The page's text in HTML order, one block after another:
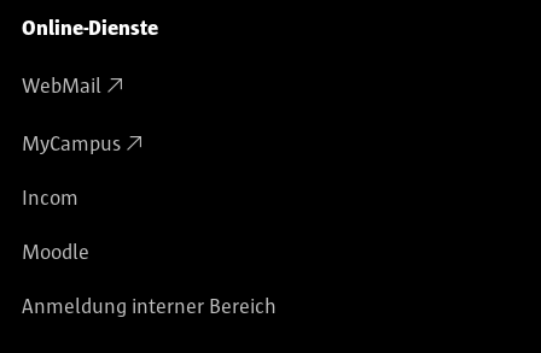
Online-Dienste
WebMail
MyCampus
Incom
Moodle
Anmeldung interner Bereich